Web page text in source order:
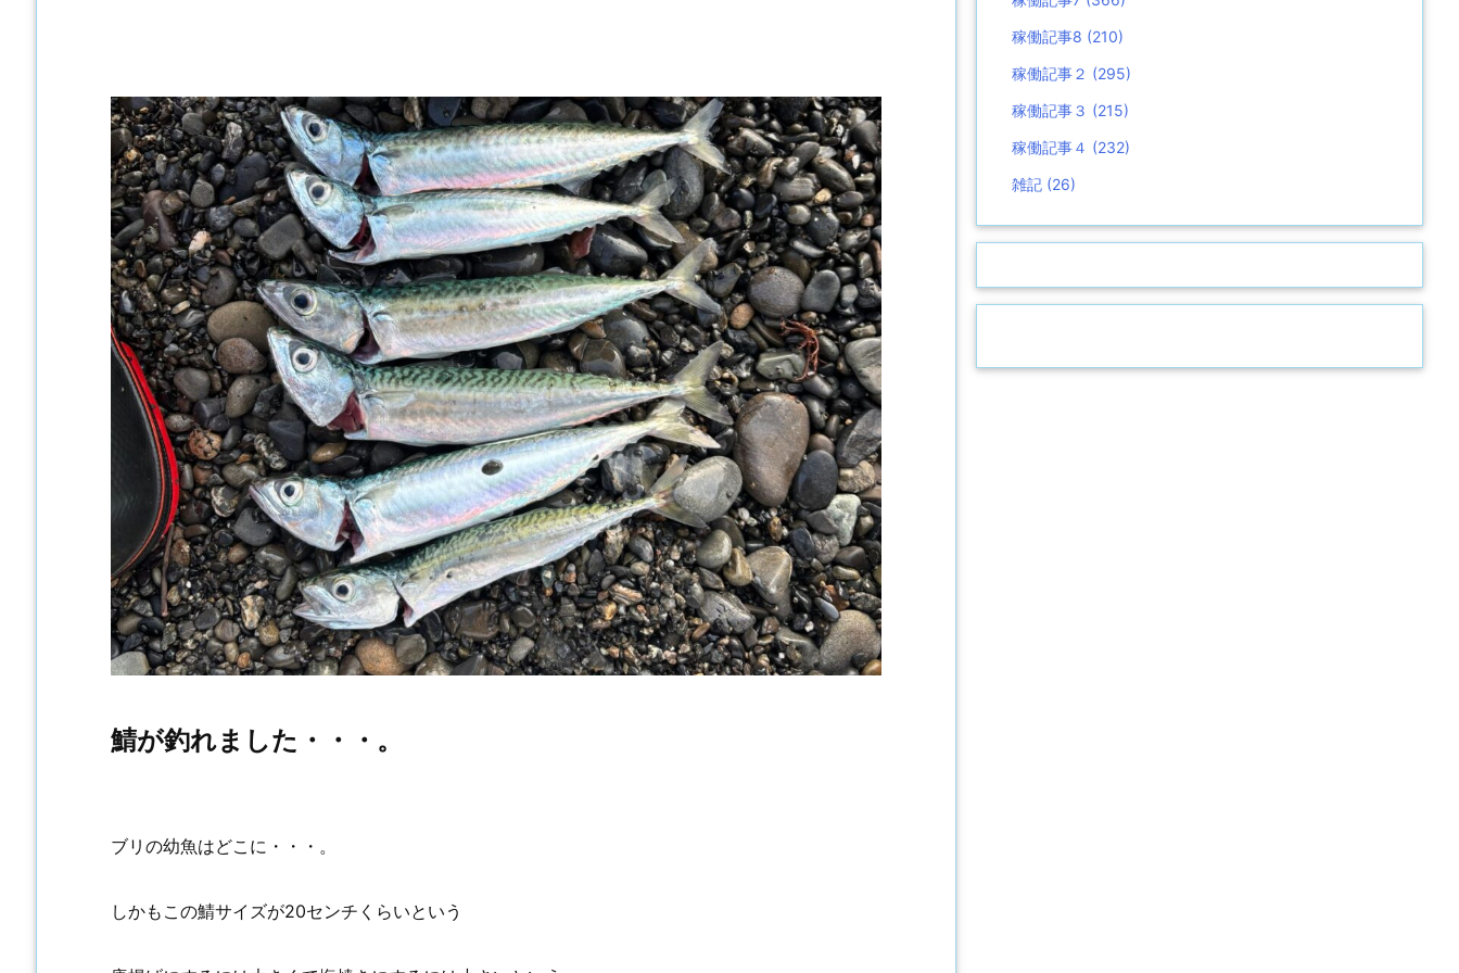
鯖が釣れました・・・。
ブリの幼魚はどこに・・・。
しかもこの鯖サイズが20センチくらいという
稼働記事8 (210)
稼働記事２ (295)
稼働記事３ (215)
稼働記事４ (232)
雑記 (26)